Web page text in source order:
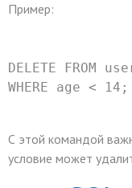
Пример:
DELETE FROM
WHERE age < 14 ;
С этой командой
условие может